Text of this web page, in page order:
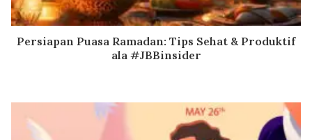
Persiapan Puasa Ramadan: Tips Sehat & Produktif
ala #JBBinsider